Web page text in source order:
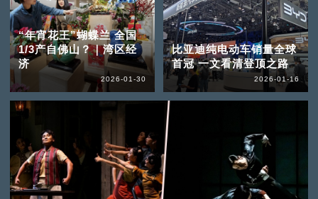
“年宵花王”蝴蝶兰 全国
1/3产自佛山？｜湾区经
济
2026-01-30
比亚迪纯电动车销量全球
首冠 一文看清登顶之路
2026-01-16